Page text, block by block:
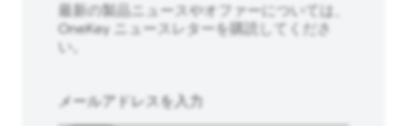
最新の製品ニュースやオファーについては、
OneKey ニュースレターを購読してくださ
い。